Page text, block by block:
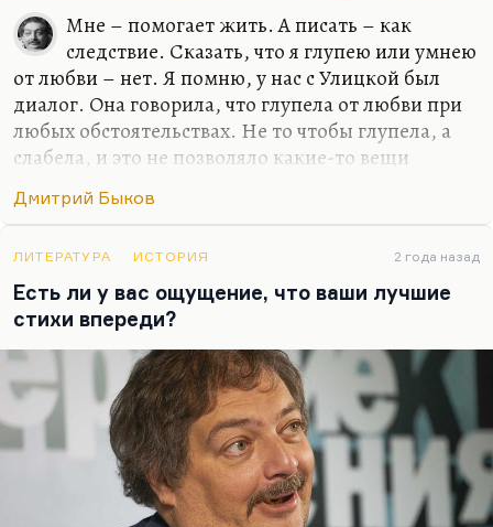
Мне – помогает жить. А писать – как
следствие. Сказать, что я глупею или умнею
от любви – нет. Я помню, у нас с Улицкой был
диалог. Она говорила, что глупела от любви при
любых обстоятельствах. Не то чтобы глупела, а
слабела, и это не позволяло какие-то вещи
все-таки этого нет, для меня любовь – это формат
какую-то общую черту у моих жен или тех
женщин, с которыми у меня были долгие и
счастливые отношения, – это были женщины, с
которыми мне нравилось разговаривать, в
которых я находил не эхо, а именно гениальный
ответ, додумывание такое.
Иной раз Катька что-нибудь такое скажет, и
жить хочется. Что-нибудь…
Дмитрий Быков
ЛИТЕРАТУРА ИСТОРИЯ 2 года назад
Есть ли у вас ощущение, что ваши лучшие
стихи впереди?